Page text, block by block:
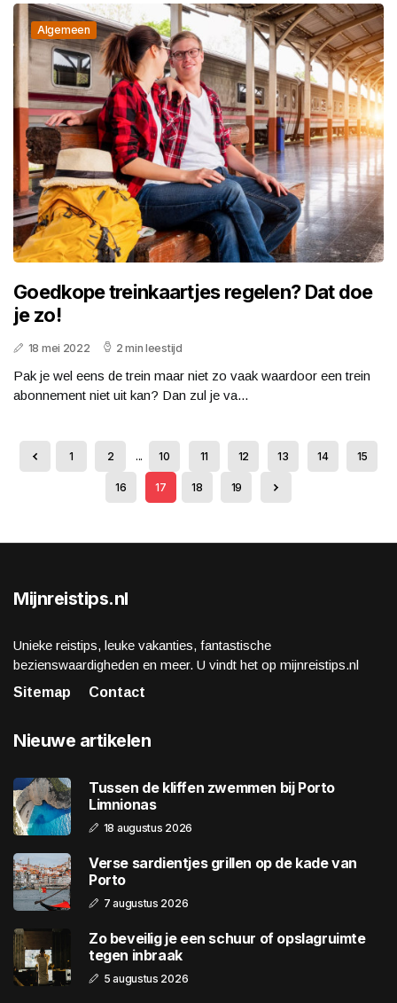
Algemeen
Goedkope treinkaartjes regelen? Dat doe
je zo!
18 mei 2022 2 min leestijd
Pak je wel eens de trein maar niet zo vaak waardoor een trein
abonnement niet uit kan? Dan zul je va...
1 2 ... 10 11 12 13 14 15
16 17 18 19
Mijnreistips.nl
Unieke reistips, leuke vakanties, fantastische
bezienswaardigheden en meer. U vindt het op mijnreistips.nl
Sitemap
Contact
Nieuwe artikelen
Tussen de kliffen zwemmen bij Porto
Limnionas
18 augustus 2026
Verse sardientjes grillen op de kade van
Porto
7 augustus 2026
Zo beveilig je een schuur of opslagruimte
tegen inbraak
5 augustus 2026